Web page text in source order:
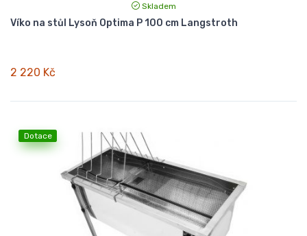
Skladem
Víko na stůl Lysoň Optima P 100 cm Langstroth
2 220 Kč
Dotace